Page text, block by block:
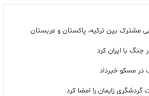
مشترک بین ترکیه، پاکستان و عربستان
جنگ با ایران کرد
در مسکو خبرداد
زایمان را امضا کرد